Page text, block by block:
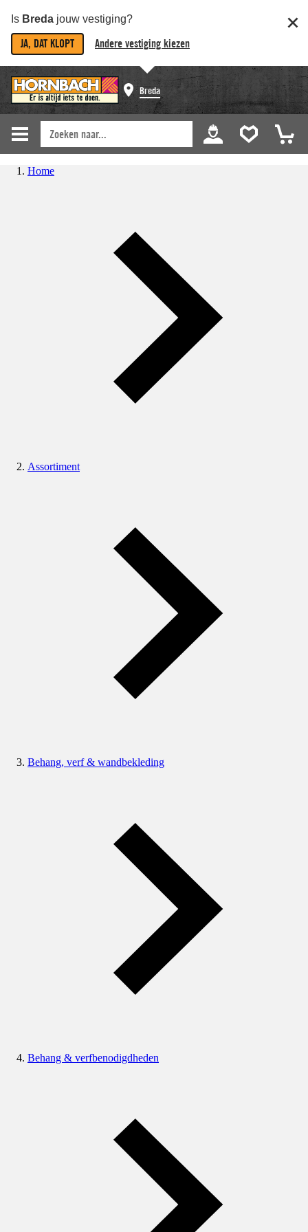
Is Breda jouw vestiging?
JA, DAT KLOPT Andere vestiging kiezen
Breda
Home
Assortiment
Behang, verf & wandbekleding
Behang & verfbenodigdheden